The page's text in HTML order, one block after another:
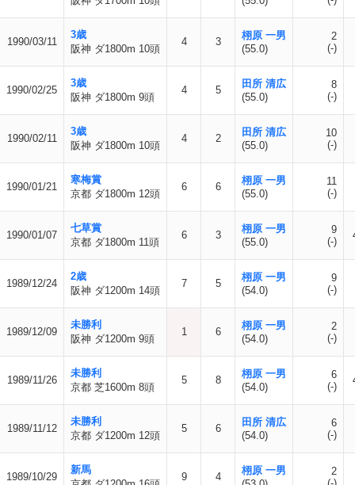
1990/03/11
3歳
阪神 ダ1800m 10頭
4 3
栩原 一男
(55.0)
2
(-)
1990/02/25
3歳
阪神 ダ1800m 9頭
4 5
田所 清広
(55.0)
8
(-)
1990/02/11
3歳
阪神 ダ1800m 10頭
4 2
田所 清広
(55.0)
10
(-)
1990/01/21
寒梅賞
京都 ダ1800m 12頭
6 6
栩原 一男
(55.0)
11
(-)
1990/01/07
七草賞
京都 ダ1800m 11頭
6 3
栩原 一男
(55.0)
9
(-)
1989/12/24
2歳
阪神 ダ1200m 14頭
7 5
栩原 一男
(54.0)
9
(-)
1989/12/09
未勝利
阪神 ダ1200m 9頭
1 6
栩原 一男
(54.0)
2
(-)
1989/11/26
未勝利
京都 芝1600m 8頭
5 8
栩原 一男
(54.0)
6
(-)
1989/11/12
未勝利
京都 ダ1200m 12頭
5 6
田所 清広
(54.0)
6
(-)
1989/10/29
新馬
9 4
栩原 一男
2